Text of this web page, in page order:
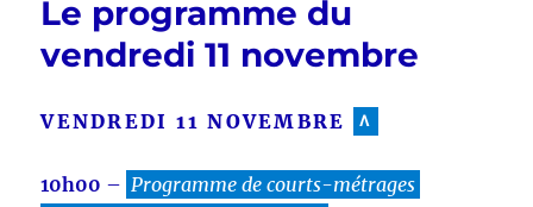
novembre
Le programme du
vendredi 11 novembre
VENDREDI 11 NOVEMBRE ^
10h00 – Programme de courts-métrages